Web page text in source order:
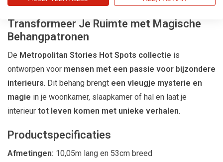
Transformeer Je Ruimte met Magische
Behangpatronen
De Metropolitan Stories Hot Spots collectie is
ontworpen voor mensen met een passie voor bijzondere
interieurs. Dit behang brengt een vleugje mysterie en
magie in je woonkamer, slaapkamer of hal en laat je
interieur tot leven komen met unieke verhalen.
Productspecificaties
Afmetingen: 10,05m lang en 53cm breed